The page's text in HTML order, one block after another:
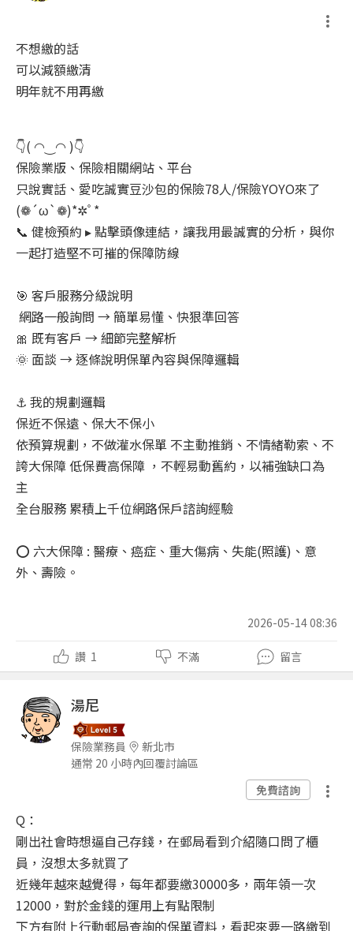
不想繳的話
可以減額繳清
明年就不用再繳
👇( ◠‿◠ )👇
保險業版、保險相關網站、平台
只說實話、愛吃誠實豆沙包的保險78人/保險YOYO來了
(❁´ω`❁)*✲ﾟ*
📞 健檢預約 ▸ 點擊頭像連結，讓我用最誠實的分析，與你
一起打造堅不可摧的保障防線
🎯 客戶服務分級說明
網路一般詢問 → 簡單易懂、快狠準回答
🎀 既有客戶 → 細節完整解析
🌞 面談 → 逐條說明保單內容與保障邏輯
⚓ 我的規劃邏輯
保近不保遠、保大不保小
依預算規劃，不做灌水保單 不主動推銷、不情緒勒索、不
誇大保障 低保費高保障 ，不輕易動舊約，以補強缺口為
主
全台服務 累積上千位網路保戶諮詢經驗
⭕ 六大保障 : 醫療、癌症、重大傷病、失能(照護)、意
外、壽險。
2026-05-14 08:36
讚 1 不滿 留言
湯尼
保險業務員
新北市
通常 20 小時內回覆討論區
免費諮詢
Q：
剛出社會時想逼自己存錢，在郵局看到介紹隨口問了櫃
員，沒想太多就買了
近幾年越來越覺得，每年都要繳30000多，兩年領一次
12000，對於金錢的運用上有點限制
下方有附上行動郵局查詢的保單資料，看起來要一路繳到